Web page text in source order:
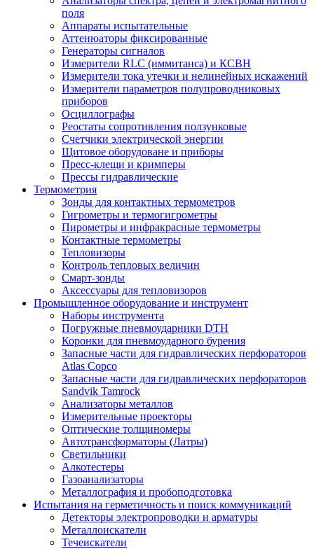
поля
Аппараты испытательные
Аттенюаторы фиксированные
Генераторы сигналов
Измерители RLC (иммитанса) и КСВН
Измерители тока утечки и нелинейных искажений
Измерители параметров полупроводниковых
приборов
Осциллографы
Реостаты сопротивления ползунковые
Счетчики электрической энергии
Щитовое оборудоване и приборы
Пресс-клещи и кримперы
Прессы гидравлические
Термометрия
Зонды для контактных термометров
Гигрометры и термогигрометры
Пирометры и инфракрасные термометры
Контактные термометры
Тепловизоры
Контроль тепловых величин
Смарт-зонды
Аксессуары для тепловизоров
Промышленное оборудование и инструмент
Наборы инструмента
Погружные пневмоударники DTH
Коронки для пневмоударного бурения
Запасные части для гидравлических перфораторов
Atlas Copco
Запасные части для гидравлических перфораторов
Sandvik Tamrock
Анализаторы металлов
Измерительные проекторы
Оптические толщиномеры
Автотрансформаторы (Латры)
Светильники
Алкотестеры
Газоанализаторы
Металлография и пробоподготовка
Испытания на герметичность и поиск коммуникаций
Детекторы электропроводки и арматуры
Металлоискатели
Течеискатели